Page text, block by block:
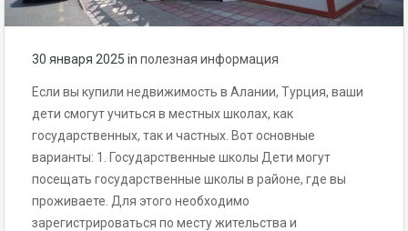
30 января 2025 in полезная информация
Если вы купили недвижимость в Алании, Турция, ваши
дети смогут учиться в местных школах, как
государственных, так и частных. Вот основные
варианты: 1. Государственные школы Дети могут
посещать государственные школы в районе, где вы
проживаете. Для этого необходимо
зарегистрироваться по месту жительства и